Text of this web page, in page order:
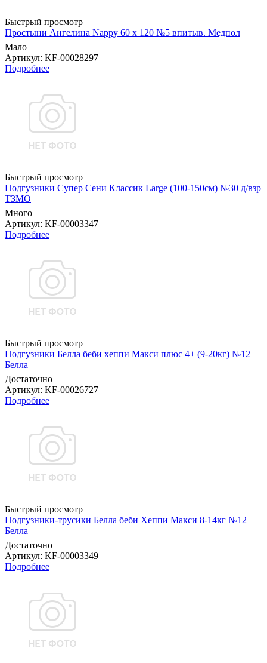
Быстрый просмотр
Простыни Ангелина Nappy 60 х 120 №5 впитыв. Медпол
Мало
Артикул: KF-00028297
Подробнее
Быстрый просмотр
Подгузники Супер Сени Классик Large (100-150см) №30 д/взр
ТЗМО
Много
Артикул: KF-00003347
Подробнее
Быстрый просмотр
Подгузники Белла беби хеппи Макси плюс 4+ (9-20кг) №12
Белла
Достаточно
Артикул: KF-00026727
Подробнее
Быстрый просмотр
Подгузники-трусики Белла беби Хеппи Макси 8-14кг №12
Белла
Достаточно
Артикул: KF-00003349
Подробнее